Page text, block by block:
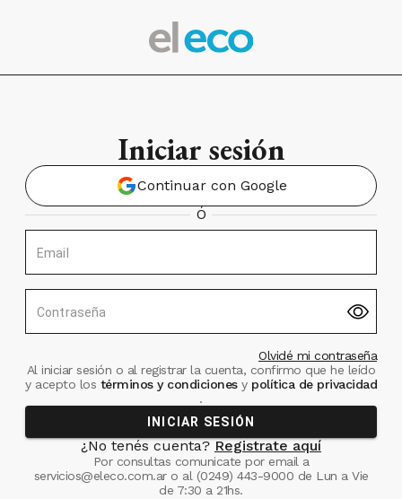
Iniciar sesión
Continuar con Google
Ó
Email
Contraseña
Olvidé mi contraseña
Al iniciar sesión o al registrar la cuenta, confirmo que he leído
y acepto los términos y condiciones ypolítica de privacidad
.
INICIAR SESIÓN
¿No tenés cuenta? Registrate aquí
Por consultas comunicate por email a
servicios@eleco.com.aro al (0249) 443-9000 de Lun a Vie
de 7:30 a 21hs.